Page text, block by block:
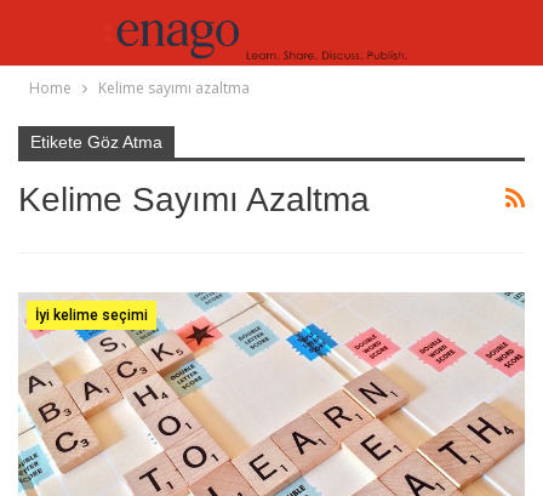
Home Kelime sayımı azaltma
Etikete Göz Atma
Kelime Sayımı Azaltma
İyi kelime seçimi